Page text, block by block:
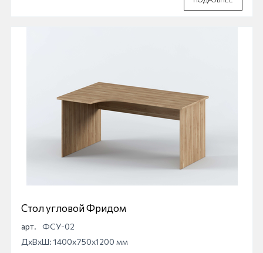
Стол угловой Фридом
арт.
ФСУ-02
ДхВхШ: 1400x750x1200 мм